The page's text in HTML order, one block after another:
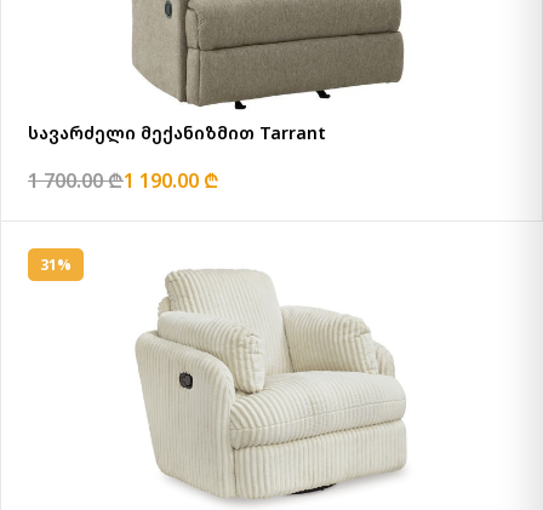
სავარძელი მექანიზმით Tarrant
1 700.00 ₾1 190.00 ₾
31%